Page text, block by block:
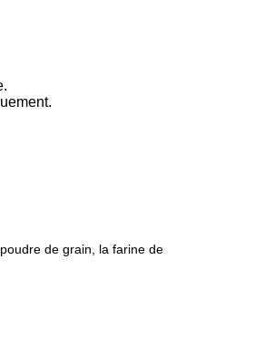
de grain, la farine de